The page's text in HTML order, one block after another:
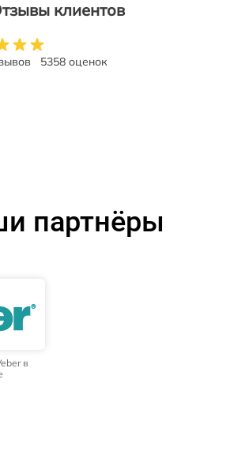
клиентов
5358 оценок
партнёры
в